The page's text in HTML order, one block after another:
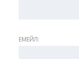
ЕМЕЙЛ: